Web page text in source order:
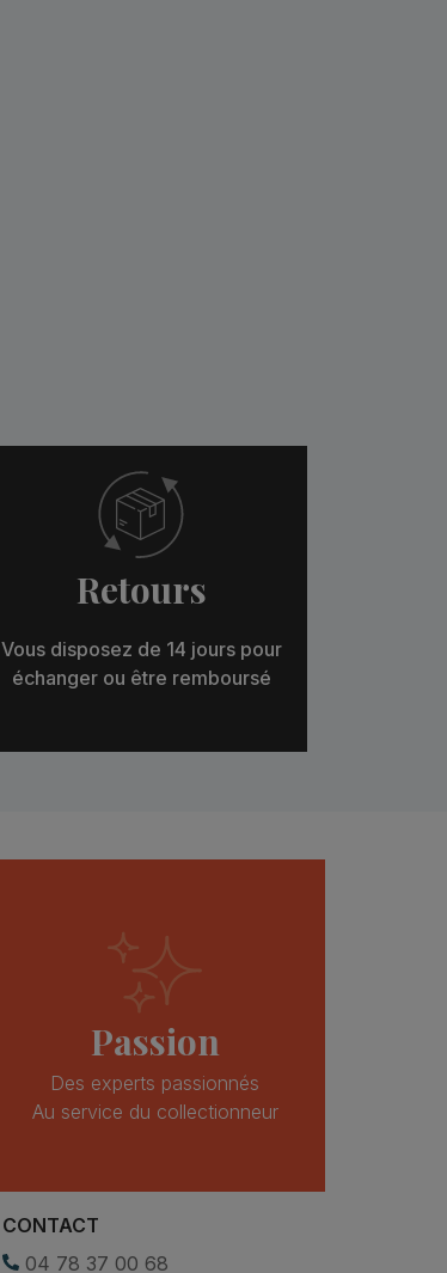
Retours
Vous disposez de 14 jours pour
échanger ou être remboursé
Passion
Des experts passionnés
Au service du collectionneur
CONTACT
04 78 37 00 68